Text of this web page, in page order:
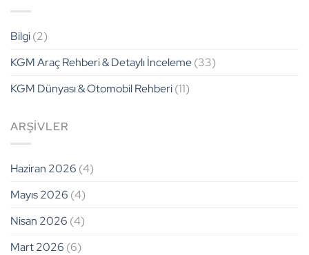
için
Sınırlar
Bilgi(2)
KGM Araç Rehberi & Detaylı İnceleme(33)
KGM Dünyası & Otomobil Rehberi(11)
ARŞIVLER
Haziran 2026 (4)
Mayıs 2026 (4)
Nisan 2026 (4)
Mart 2026 (6)